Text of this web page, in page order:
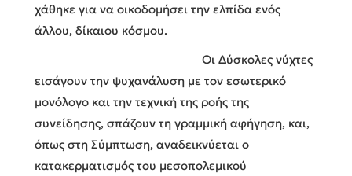
χάθηκε για να οικοδομήσει την ελπίδα ενός
άλλου, δίκαιου κόσμου.
Οι Δύσκολες νύχτες
εισάγουν την ψυχανάλυση με τον εσωτερικό
μονόλογο και την τεχνική της ροής της
συνείδησης, σπάζουν τη γραμμική αφήγηση, και,
όπως στη Σύμπτωση, αναδεικνύεται ο
κατακερματισμός του μεσοπολεμικού